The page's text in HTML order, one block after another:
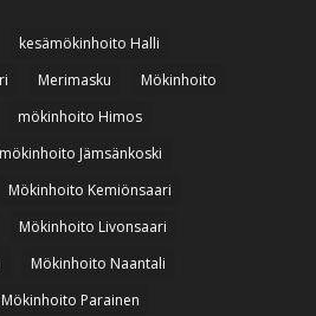
kesämökinhoito Halli
Merimasku
Mökinhoito
mökinhoito Himos
mökinhoito Jämsänkoski
Mökinhoito Kemiönsaari
Mökinhoito Livonsaari
Mökinhoito Naantali
Mökinhoito Parainen